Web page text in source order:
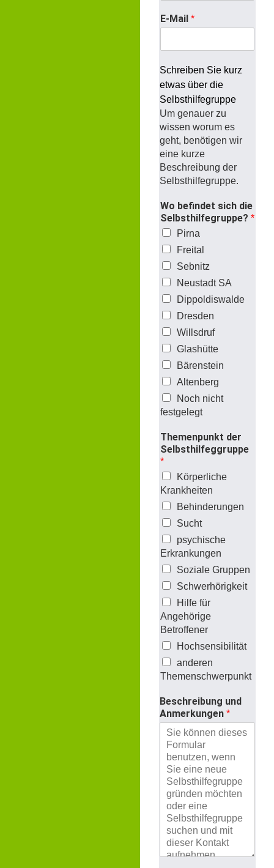
E-Mail *
Schreiben Sie kurz
etwas über die
Selbsthilfegruppe
Um genauer zu
wissen worum es
geht, benötigen wir
eine kurze
Beschreibung der
Selbsthilfegruppe.
Wo befindet sich die
Selbsthilfegruppe? *
Pirna
Freital
Sebnitz
Neustadt SA
Dippoldiswalde
Dresden
Willsdruf
Glashütte
Bärenstein
Altenberg
Noch nicht
festgelegt
Themenpunkt der
Selbsthilfeggruppe
*
Körperliche
Krankheiten
Behinderungen
Sucht
psychische
Erkrankungen
Soziale Gruppen
Schwerhörigkeit
Hilfe für
Angehörige
Betroffener
Hochsensibilität
anderen
Themenschwerpunkt
Beschreibung und
Anmerkungen *